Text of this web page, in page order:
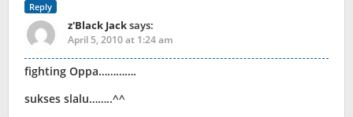
Reply
z'Black Jacksays:
April 5, 2010 at 1:24 am
fighting Oppa………….
sukses slalu……..^^